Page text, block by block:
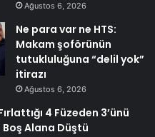
Ağustos 6, 2026
Ne para var ne HTS:
Makam şoförünün
tutukluluğuna “delil yok”
itirazı
Ağustos 6, 2026
4 Füzeden 3’ünü
Boş Alana Düştü